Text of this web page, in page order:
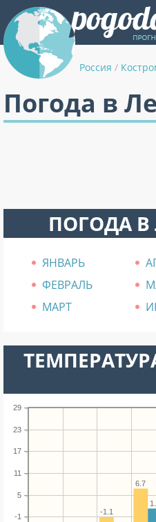
Россия /
Погода в
ПОГОДА
ЯНВАРЬ
ФЕВРАЛЬ
МАРТ
-1
5
11
17
23
29
6.7
-1.1